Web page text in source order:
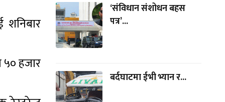
शनिबार
५० हजार
‘संविधान संशोधन बहस
पत्र’...
बर्दघाटमा ईभी भ्यान र...